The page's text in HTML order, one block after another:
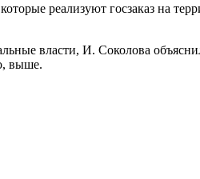
реализуют госзаказ на
власти, И. Соколова
выше.